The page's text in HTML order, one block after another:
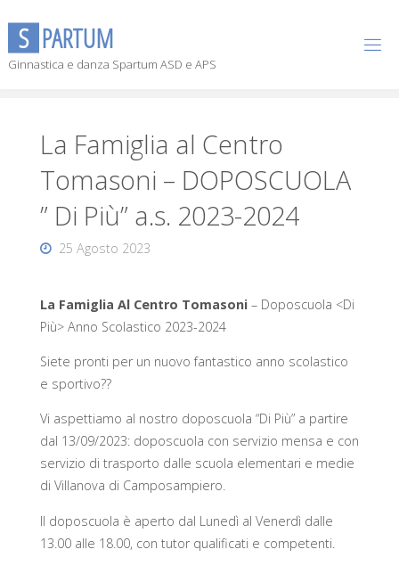
S PARTUM
Ginnastica e danza Spartum ASD e APS
La Famiglia al Centro
Tomasoni – DOPOSCUOLA
” Di Più” a.s. 2023-2024
25 Agosto 2023
La Famiglia Al Centro Tomasoni– Doposcuola <Di
Più> Anno Scolastico 2023-2024
Siete pronti per un nuovo fantastico anno scolastico
e sportivo??
Vi aspettiamo al nostro doposcuola “Di Più” a partire
dal 13/09/2023: doposcuola con servizio mensa e con
servizio di trasporto dalle scuola elementari e medie
di Villanova di Camposampiero.
Il doposcuola è aperto dal Lunedì al Venerdì dalle
13.00 alle 18.00, con tutor qualificati e competenti.